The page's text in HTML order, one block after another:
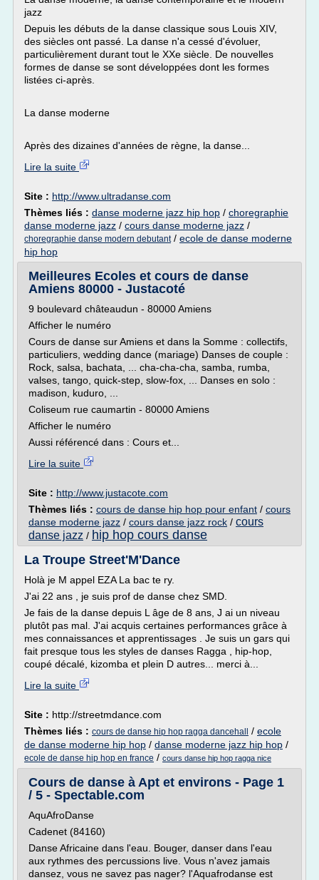
jazz
Depuis les débuts de la danse classique sous Louis XIV,
des siècles ont passé. La danse n'a cessé d'évoluer,
particulièrement durant tout le XXe siècle. De nouvelles
formes de danse se sont développées dont les formes
listées ci-après.
La danse moderne
Après des dizaines d'années de règne, la danse...
Lire la suite
Site : http://www.ultradanse.com
Thèmes liés : danse moderne jazz hip hop / choregraphie
danse moderne jazz / cours danse moderne jazz /
choregraphie danse modern debutant/ ecole de danse moderne
hip hop
Meilleures Ecoles et cours de danse
Amiens 80000 - Justacoté
9 boulevard châteaudun - 80000 Amiens
Afficher le numéro
Cours de danse sur Amiens et dans la Somme : collectifs,
particuliers, wedding dance (mariage) Danses de couple :
Rock, salsa, bachata, ... cha-cha-cha, samba, rumba,
valses, tango, quick-step, slow-fox, ... Danses en solo :
madison, kuduro, ...
Coliseum rue caumartin - 80000 Amiens
Afficher le numéro
Aussi référencé dans : Cours et...
Lire la suite
Site : http://www.justacote.com
Thèmes liés : cours de danse hip hop pour enfant / cours
danse moderne jazz / cours danse jazz rock / cours
danse jazz / hip hop cours danse
La Troupe Street'M'Dance
Holà je M appel EZA La bac te ry.
J'ai 22 ans , je suis prof de danse chez SMD.
Je fais de la danse depuis L âge de 8 ans, J ai un niveau
plutôt pas mal. J'ai acquis certaines performances grâce à
mes connaissances et apprentissages . Je suis un gars qui
fait presque tous les styles de danses Ragga , hip-hop,
coupé décalé, kizomba et plein D autres... merci à...
Lire la suite
Site : http://streetmdance.com
Thèmes liés : cours de danse hip hop ragga dancehall / ecole
de danse moderne hip hop / danse moderne jazz hip hop /
ecole de danse hip hop en france / cours danse hip hop ragga nice
Cours de danse à Apt et environs - Page 1
/ 5 - Spectable.com
AquAfroDanse
Cadenet (84160)
Danse Africaine dans l'eau. Bouger, danser dans l'eau
aux rythmes des percussions live. Vous n'avez jamais
dansez, vous ne savez pas nager? l'Aquafrodanse est